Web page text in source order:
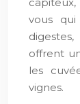
vous
offrent
les
vignes.